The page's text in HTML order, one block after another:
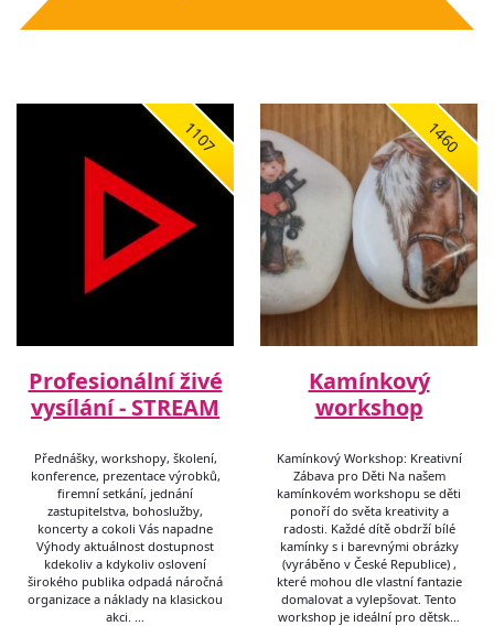
1107
Profesionální živé
vysílání - STREAM
Přednášky, workshopy, školení,
konference, prezentace výrobků,
firemní setkání, jednání
zastupitelstva, bohoslužby,
koncerty a cokoli Vás napadne
Výhody aktuálnost dostupnost
kdekoliv a kdykoliv oslovení
širokého publika odpadá náročná
organizace a náklady na klasickou
akci. …
1460
Kamínkový
workshop
Kamínkový Workshop: Kreativní
Zábava pro Děti Na našem
kamínkovém workshopu se děti
ponoří do světa kreativity a
radosti. Každé dítě obdrží bílé
kamínky s i barevnými obrázky
(vyráběno v České Republice) ,
které mohou dle vlastní fantazie
domalovat a vylepšovat. Tento
workshop je ideální pro dětsk…